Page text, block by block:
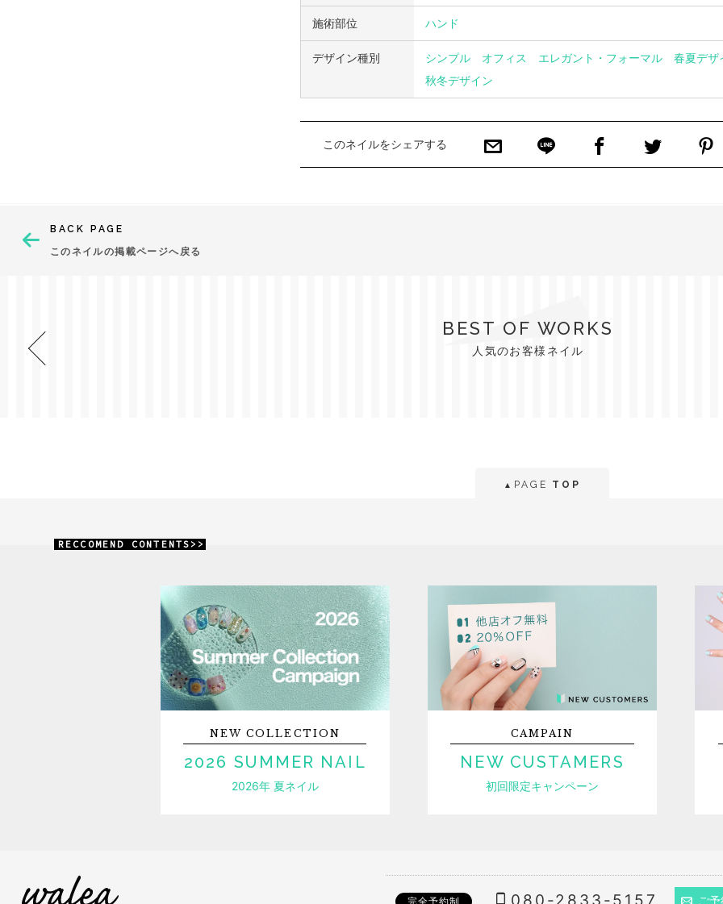
施術部位 ハンド
デザイン種別 シンプル オフィス エレガント・フォーマル
春夏デザ
秋冬デザイン
このネイルをシェアする
BACK PAGE
このネイルの掲載ページへ戻る
BEST OF WORKS
人気のお客様ネイル
▲ PAGE TOP
RECCOMEND CONTENTS>>
NEWCOLLECTION
2026 SUMMER NAIL
2026年 夏ネイル
CAMPAIN
NEW CUSTAMERS
初回限定キャンペーン
完全予約制 ご